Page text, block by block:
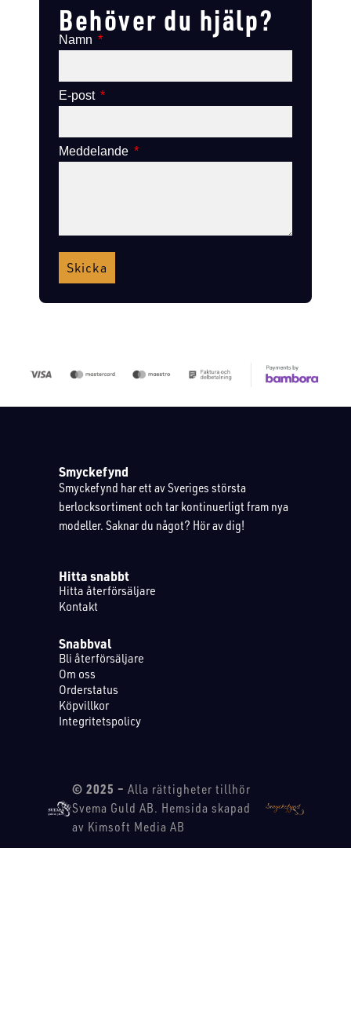
Behöver du hjälp?
Namn
E-post
Meddelande
Skicka
Smyckefynd
Smyckefynd har ett av Sveriges största
berlocksortiment och tar kontinuerligt fram nya
modeller. Saknar du något? Hör av dig!
Hitta snabbt
Hitta återförsäljare
Kontakt
Snabbval
Bli återförsäljare
Om oss
Orderstatus
Köpvillkor
Integritetspolicy
© 2025 – Alla rättigheter tillhör
Svema Guld AB. Hemsida skapad
av Kimsoft Media AB